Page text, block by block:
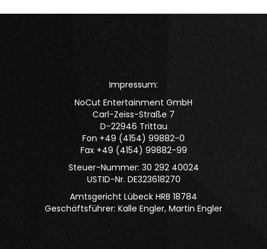
Impressum:
NoCut Entertainment GmbH
Carl-Zeiss-Straße 7
D-22946 Trittau
Fon +49 (4154) 99882-0
Fax +49 (4154) 99882-99
Steuer-Nummer: 30 292 40024
USTID-Nr. DE323618270
Amtsgericht Lübeck HRB 18784
Geschäftsführer: Kalle Engler, Martin Engler